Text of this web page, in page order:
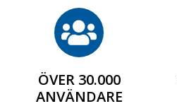
ÖVER 30.000
ANVÄNDARE